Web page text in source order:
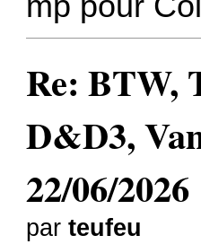
Re: BTW,
D&D3,
22/06/2026
parteufeu